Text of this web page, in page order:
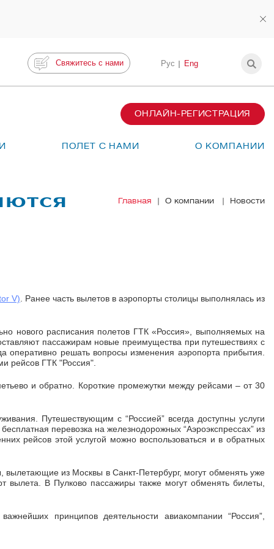
Свяжитесь с нами Рус Eng
ОНЛАЙН-РЕГИСТРАЦИЯ
ПОЛЕТ С НАМИ О КОМПАНИИ
Главная О компании Новости
V) . Ранее часть вылетов в аэропорты столицы выполнялась из
нового расписания полетов ГТК «Россия», выполняемых на
пассажирам новые преимущества при путешествиях с
оперативно решать вопросы изменения аэропорта прибытия.
рейсов ГТК "Россия".
и обратно. Короткие промежутки между рейсами – от 30
Путешествующим с “Россией” всегда доступны услуги
перевозка на железнодорожных “Аэроэкспрессах” из
рейсов этой услугой можно воспользоваться и в обратных
вылетающие из Москвы в Санкт-Петербург, могут обменять уже
вылета. В Пулково пассажиры также могут обменять билеты,
принципов деятельности авиакомпании “Россия”,